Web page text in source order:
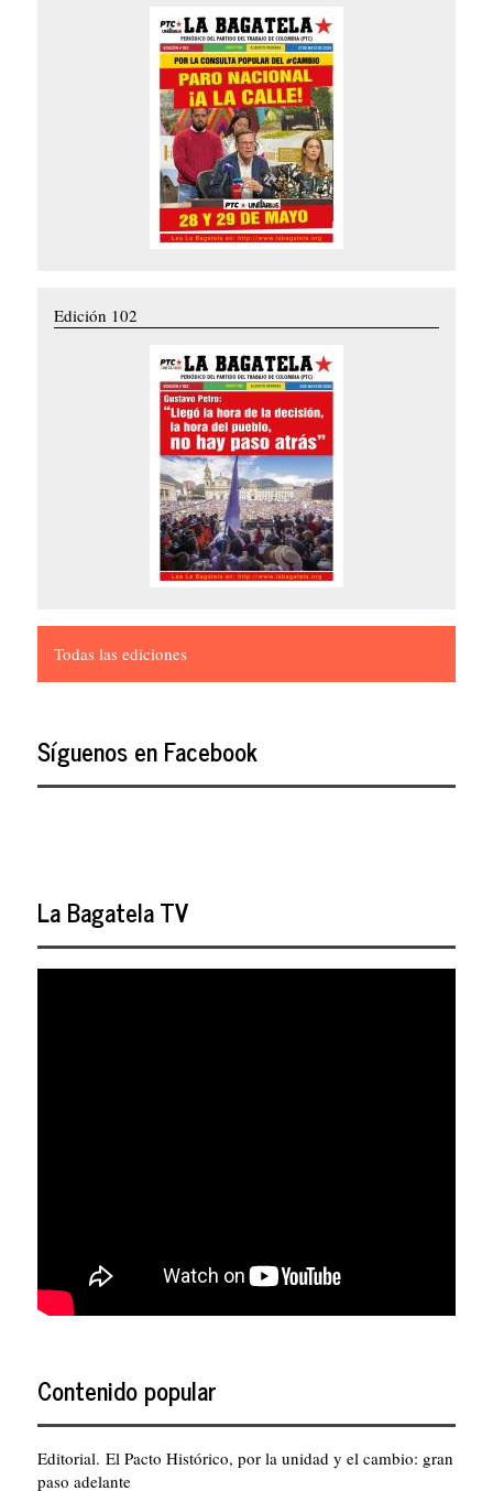
Edición 102
Todas las ediciones
Síguenos en Facebook
La Bagatela TV
Contenido popular
Editorial. El Pacto Histórico, por la unidad y el cambio: gran
paso adelante